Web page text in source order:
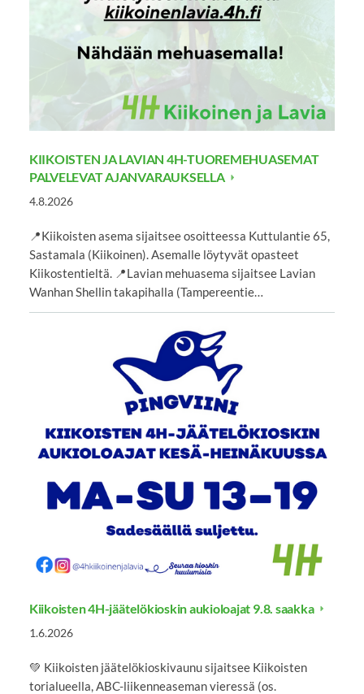
KIIKOISTEN JA LAVIAN 4H-TUOREMEHUASEMAT
PALVELEVAT AJANVARAUKSELLA
4.8.2026
📍Kiikoisten asema sijaitsee osoitteessa Kuttulantie 65,
Sastamala (Kiikoinen). Asemalle löytyvät opasteet
Kiikostentieltä. 📍Lavian mehuasema sijaitsee Lavian
Wanhan Shellin takapihalla (Tampereentie…
Kiikoisten 4H-jäätelökioskin aukioloajat 9.8. saakka
1.6.2026
💚 Kiikoisten jäätelökioskivaunu sijaitsee Kiikoisten
torialueella, ABC-liikenneaseman vieressä (os.